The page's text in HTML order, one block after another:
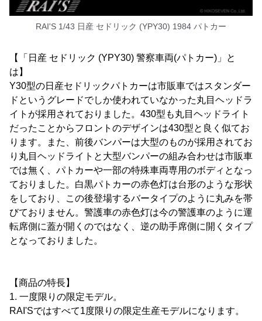
RAI'S 1/43 日産 セドリック (YPY30) 1984 パトカー
【「日産 セドリック (YPY30) 警察車両(パトカー)」と
は】
Y30型の日産セドリックパトカーは市販車ではスタンダー
ドというグレードでしか使われていなかった丸目ヘッドラ
イトが採用されておりました。430型も丸目ヘッドライト
だったことからフロントのデザインは430型と良く似てお
ります。また、前後バンパーは大型のものが採用されてお
り丸目ヘッドライトと大型バンパーの組み合わせは市販車
では無く、パトカーや一部の特殊車両専用のボディとなっ
ておりました。白黒パトカーの赤色灯は台形のような形状
をしており、この後登場するバータイプのように丸みを帯
びておりません。警護車の赤色灯は今の警護車のように運
転席側に蓋が開くのではなく、逆の助手席側に開くタイプ
となっておりました。
【商品の特長】
1. 一度限りの限定モデル。
RAI'Sではすべて1度限りの限定生産モデルになります。